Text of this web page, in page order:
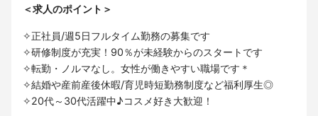
＜求人のポイント＞
✧正社員/週5日フルタイム勤務の募集です
✧研修制度が充実！90％が未経験からのスタートです
✧転勤・ノルマなし。女性が働きやすい職場です＊
✧結婚や産前産後休暇/育児時短勤務制度など福利厚生◎
✧20代～30代活躍中♪コスメ好き大歓迎！